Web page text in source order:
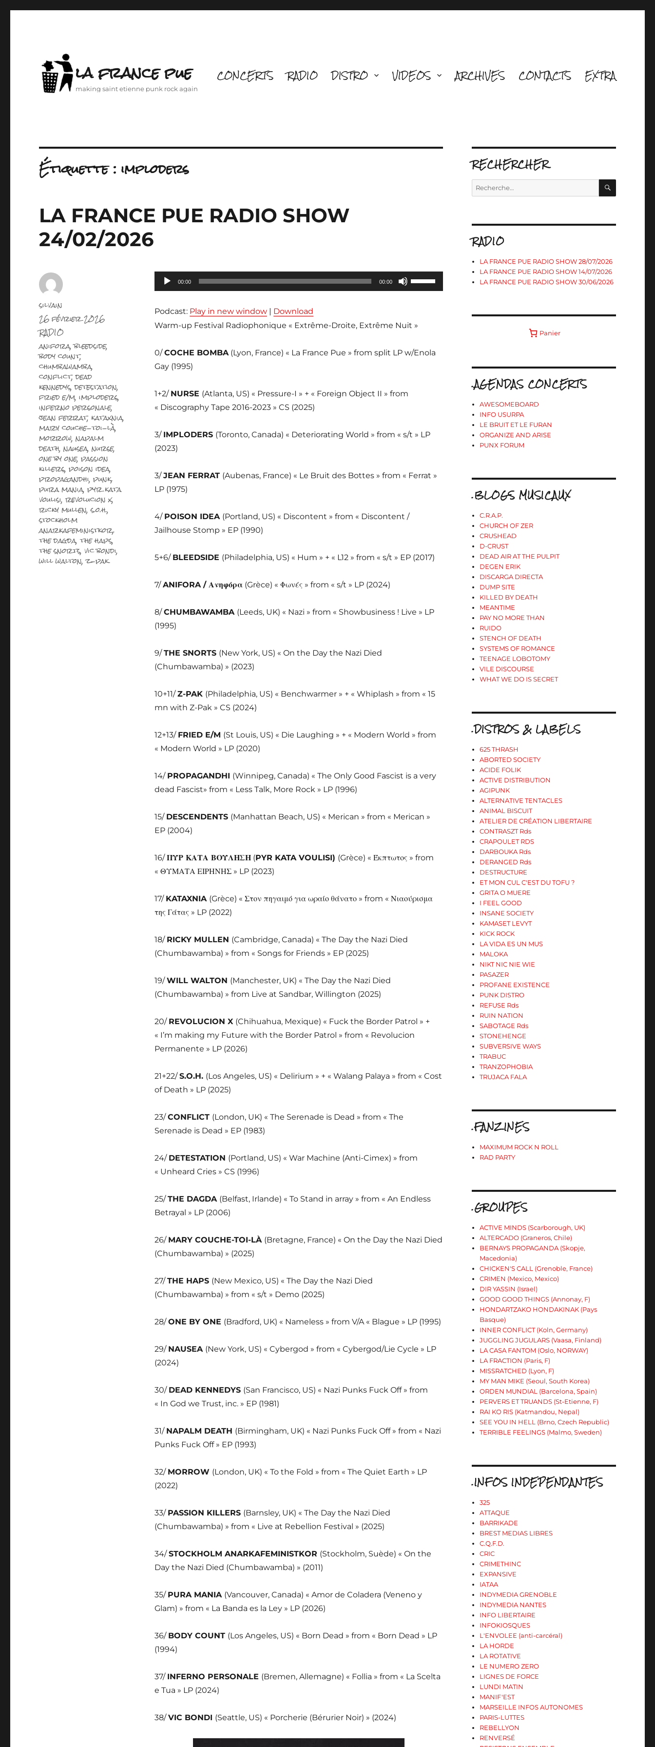
la france pue
making saint etienne punk rock again
CONCERTS RADIO DISTRO VIDEOS ARCHIVES CONTACTS EXTRA
Étiquette : imploders
LA FRANCE PUE RADIO SHOW
24/02/2026
Lecteur
audio
00:00 00:00
Utilisez
les
Podcast: Play in new window| Download
Warm-up Festival Radiophonique « Extrême-Droite, Extrême Nuit »
0/COCHE BOMBA(Lyon, France) « La France Pue » from split LP w/Enola
Gay (1995)
1+2/ NURSE (Atlanta, US) « Pressure-I » + « Foreign Object II » from
« Discography Tape 2016-2023 » CS (2025)
3/ IMPLODERS (Toronto, Canada) « Deteriorating World » from « s/t » LP
(2023)
3/JEAN FERRAT (Aubenas, France) « Le Bruit des Bottes » from « Ferrat »
LP (1975)
4/ POISON IDEA (Portland, US) « Discontent » from « Discontent /
Jailhouse Stomp » EP (1990)
5+6/ BLEEDSIDE (Philadelphia, US) « Hum » + « L12 » from « s/t » EP (2017)
7/ANIFORA / Ανηφόρα(Grèce) « Φωνές » from « s/t » LP (2024)
8/CHUMBAWAMBA (Leeds, UK) « Nazi » from « Showbusiness ! Live » LP
(1995)
9/THE SNORTS (New York, US) « On the Day the Nazi Died
(Chumbawamba) » (2023)
10+11/Z-PAK (Philadelphia, US) « Benchwarmer » + « Whiplash » from « 15
mn with Z-Pak » CS (2024)
12+13/ FRIED E/M (St Louis, US) « Die Laughing » + « Modern World » from
« Modern World » LP (2020)
14/ PROPAGANDHI (Winnipeg, Canada) « The Only Good Fascist is a very
dead Fascist» from « Less Talk, More Rock » LP (1996)
15/ DESCENDENTS (Manhattan Beach, US) « Merican » from « Merican »
EP (2004)
16/ΠΥΡ ΚΑΤΑ ΒΟΥΛΗΣΗ(PYR KATA VOULISI) (Grèce) « Έκπτωτος » from
« ΘΥΜΑΤΑ ΕΙΡΗΝΗΣ » LP (2023)
17/ KATAXNIA (Grèce) « Στον πηγαιμό για ωραίο θάνατο » from « Νιαούρισμα
της Γάτας » LP (2022)
18/ RICKY MULLEN (Cambridge, Canada) « The Day the Nazi Died
(Chumbawamba) » from « Songs for Friends » EP (2025)
19/WILL WALTON (Manchester, UK) « The Day the Nazi Died
(Chumbawamba) » from Live at Sandbar, Willington (2025)
20/ REVOLUCION X (Chihuahua, Mexique) « Fuck the Border Patrol » +
« I’m making my Future with the Border Patrol » from « Revolucion
Permanente » LP (2026)
21+22/S.O.H. (Los Angeles, US) « Delirium » + « Walang Palaya » from « Cost
of Death » LP (2025)
23/CONFLICT (London, UK) « The Serenade is Dead » from « The
Serenade is Dead » EP (1983)
24/ DETESTATION (Portland, US) « War Machine (Anti-Cimex) » from
« Unheard Cries » CS (1996)
25/THE DAGDA (Belfast, Irlande) « To Stand in array » from « An Endless
Betrayal » LP (2006)
26/ MARY COUCHE-TOI-LÀ (Bretagne, France) « On the Day the Nazi Died
(Chumbawamba) » (2025)
27/THE HAPS (New Mexico, US) « The Day the Nazi Died
(Chumbawamba) » from « s/t » Demo (2025)
28/ONE BY ONE (Bradford, UK) « Nameless » from V/A « Blague » LP (1995)
29/ NAUSEA (New York, US) « Cybergod » from « Cybergod/Lie Cycle » LP
(2024)
30/ DEAD KENNEDYS (San Francisco, US) « Nazi Punks Fuck Off » from
« In God we Trust, inc. » EP (1981)
31/ NAPALM DEATH (Birmingham, UK) « Nazi Punks Fuck Off » from « Nazi
Punks Fuck Off » EP (1993)
32/ MORROW (London, UK) « To the Fold » from « The Quiet Earth » LP
(2022)
33/ PASSION KILLERS (Barnsley, UK) « The Day the Nazi Died
(Chumbawamba) » from « Live at Rebellion Festival » (2025)
34/STOCKHOLM ANARKAFEMINISTKOR (Stockholm, Suède) « On the
Day the Nazi Died (Chumbawamba) » (2011)
35/ PURA MANIA (Vancouver, Canada) « Amor de Coladera (Veneno y
Glam) » from « La Banda es la Ley » LP (2026)
36/ BODY COUNT (Los Angeles, US) « Born Dead » from « Born Dead » LP
(1994)
37/ INFERNO PERSONALE (Bremen, Allemagne) « Follia » from « La Scelta
e Tua » LP (2024)
38/VIC BONDI (Seattle, US) « Porcherie (Bérurier Noir) » (2024)
Auteur
silvain
Publié
le
26 février 2026
Catégories
RADIO
Étiquettes
anifora,bleedside,
body count,
chumbawamba,
conflict,dead
kennedys,detestation,
fried e/m,imploders,
inferno personale,
jean ferrat,kataxnia,
mary couche-toi-là,
morrow,napalm
death,nausea,nurse,
one by one,passion
killers,poison idea,
propagandhi,punk,
pura mania,pyr kata
voulisi,revolucion x,
ricky mullen,s.o.h.,
stockholm
anarkafeministkor,
the dagda,the haps,
the snorts,vic bondi,
will walton,z-pak
RECHERCHER
Recherche
RADIO
LA FRANCE PUE RADIO SHOW 28/07/2026
LA FRANCE PUE RADIO SHOW 14/07/2026
LA FRANCE PUE RADIO SHOW 30/06/2026
Panier
.AGENDAS CONCERTS
AWESOMEBOARD
INFO USURPA
LE BRUIT ET LE FURAN
ORGANIZE AND ARISE
PUNX FORUM
.BLOGS MUSICAUX
C.R.A.P.
CHURCH OF ZER
CRUSHEAD
D-CRUST
DEAD AIR AT THE PULPIT
DEGEN ERIK
DISCARGA DIRECTA
DUMP SITE
KILLED BY DEATH
MEANTIME
PAY NO MORE THAN
RUIDO
STENCH OF DEATH
SYSTEMS OF ROMANCE
TEENAGE LOBOTOMY
VILE DISCOURSE
WHAT WE DO IS SECRET
.DISTROS & LABELS
625 THRASH
ABORTED SOCIETY
ACIDE FOLIK
ACTIVE DISTRIBUTION
AGIPUNK
ALTERNATIVE TENTACLES
ANIMAL BISCUIT
ATELIER DE CRÉATION LIBERTAIRE
CONTRASZT Rds
CRAPOULET RDS
DARBOUKA Rds
DERANGED Rds
DESTRUCTURE
ET MON CUL C'EST DU TOFU ?
GRITA O MUERE
I FEEL GOOD
INSANE SOCIETY
KAMASET LEVYT
KICK ROCK
LA VIDA ES UN MUS
MALOKA
NIKT NIC NIE WIE
PASAZER
PROFANE EXISTENCE
PUNK DISTRO
REFUSE Rds
RUIN NATION
SABOTAGE Rds
STONEHENGE
SUBVERSIVE WAYS
TRABUC
TRANZOPHOBIA
TRUJACA FALA
.FANZINES
MAXIMUM ROCK N ROLL
RAD PARTY
.GROUPES
ACTIVE MINDS (Scarborough, UK)
ALTERCADO (Graneros, Chile)
BERNAYS PROPAGANDA (Skopje,
Macedonia)
CHICKEN'S CALL (Grenoble, France)
CRIMEN (Mexico, Mexico)
DIR YASSIN (Israel)
GOOD GOOD THINGS (Annonay, F)
HONDARTZAKO HONDAKINAK (Pays
Basque)
INNER CONFLICT (Koln, Germany)
JUGGLING JUGULARS (Vaasa, Finland)
LA CASA FANTOM (Oslo, NORWAY)
LA FRACTION (Paris, F)
MISSRATCHED (Lyon, F)
MY MAN MIKE (Seoul, South Korea)
ORDEN MUNDIAL (Barcelona, Spain)
PERVERS ET TRUANDS (St-Etienne, F)
RAI KO RIS (Katmandou, Nepal)
SEE YOU IN HELL (Brno, Czech Republic)
TERRIBLE FEELINGS (Malmo, Sweden)
.INFOS INDEPENDANTES
325
ATTAQUE
BARRIKADE
BREST MEDIAS LIBRES
C.Q.F.D.
CRIC
CRIMETHINC
EXPANSIVE
IATAA
INDYMEDIA GRENOBLE
INDYMEDIA NANTES
INFO LIBERTAIRE
INFOKIOSQUES
L'ENVOLEE (anti-carcéral)
LA HORDE
LA ROTATIVE
LE NUMERO ZERO
LIGNES DE FORCE
LUNDI MATIN
MANIF'EST
MARSEILLE INFOS AUTONOMES
PARIS-LUTTES
REBELLYON
RENVERSÉ